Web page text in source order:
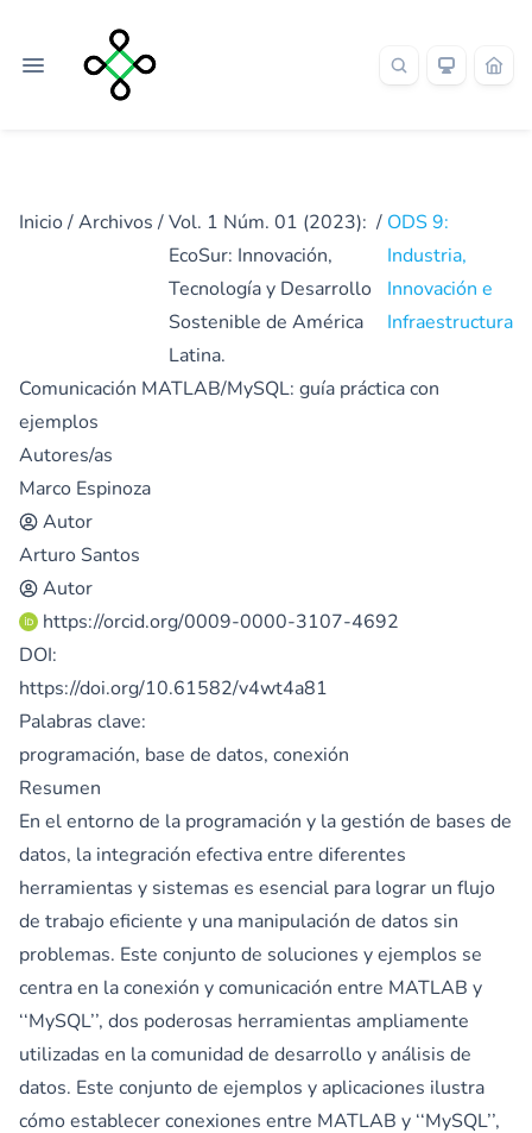
Inicio/Archivos /Vol. 1 Núm. 01 (2023):
EcoSur: Innovación,
Tecnología y Desarrollo
Sostenible de América
Latina.
/ ODS 9:
Industria,
Innovación e
Infraestructura
Comunicación MATLAB/MySQL: guía práctica con
ejemplos
Autores/as
Marco Espinoza
Autor
Arturo Santos
Autor
https://orcid.org/0009-0000-3107-4692
DOI:
https://doi.org/10.61582/v4wt4a81
Palabras clave:
programación, base de datos, conexión
Resumen
En el entorno de la programación y la gestión de bases de
datos, la integración efectiva entre diferentes
herramientas y sistemas es esencial para lograr un flujo
de trabajo eficiente y una manipulación de datos sin
problemas. Este conjunto de soluciones y ejemplos se
centra en la conexión y comunicación entre MATLAB y
‘‘MySQL’’, dos poderosas herramientas ampliamente
utilizadas en la comunidad de desarrollo y análisis de
datos. Este conjunto de ejemplos y aplicaciones ilustra
cómo establecer conexiones entre MATLAB y ‘‘MySQL’’,